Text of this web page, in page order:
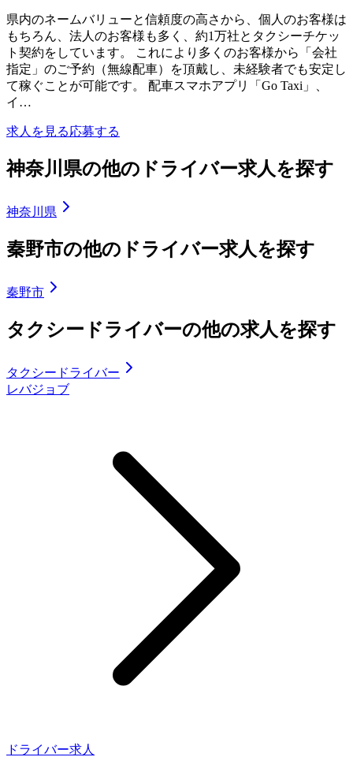
県内のネームバリューと信頼度の高さから、個人のお客様は
もちろん、法人のお客様も多く、約1万社とタクシーチケッ
ト契約をしています。 これにより多くのお客様から「会社
指定」のご予約（無線配車）を頂戴し、未経験者でも安定し
て稼ぐことが可能です。 配車スマホアプリ「Go Taxi」、
イ…
求人を見る応募する
神奈川県の他のドライバー求人を探す
神奈川県
秦野市の他のドライバー求人を探す
秦野市
タクシードライバーの他の求人を探す
タクシードライバー
レバジョブ
ドライバー求人